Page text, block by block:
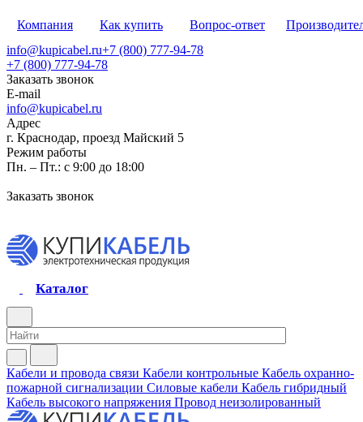
Компания Как купить Вопрос-ответ
info@kupicabel.ru+7 (800) 777-94-78
+7 (800) 777-94-78
Заказать звонок
E-mail
info@kupicabel.ru
Адрес
г. Краснодар, проезд Майский 5
Режим работы
Пн. – Пт.: с 9:00 до 18:00
Заказать звонок
Каталог
Кабели и провода связи Кабели контрольные Кабель охранно-
пожарной сигнализации Силовые кабели Кабель гибридный
Кабель высокого напряжения Провод неизолированный